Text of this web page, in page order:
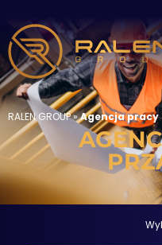
RALEN GROUP»Agencja pracy